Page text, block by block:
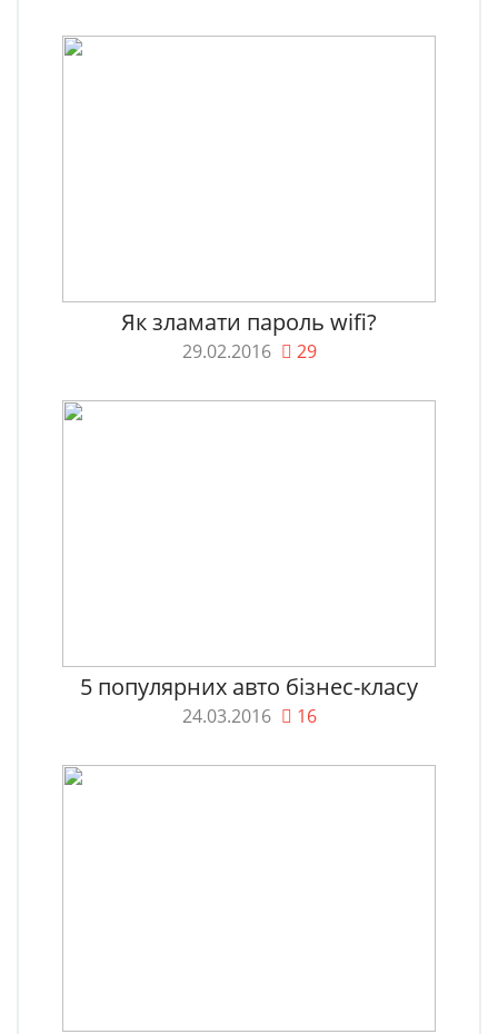
Як зламати пароль wifi?
29.02.2016 29
5 популярних авто бізнес-класу
24.03.2016 16